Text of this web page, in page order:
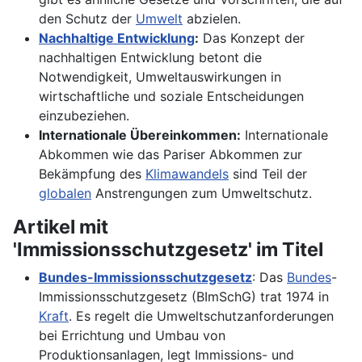
den Schutz der Umwelt abzielen.
Nachhaltige Entwicklung: Das Konzept der
nachhaltigen Entwicklung betont die
Notwendigkeit, Umweltauswirkungen in
wirtschaftliche und soziale Entscheidungen
einzubeziehen.
Internationale Übereinkommen: Internationale
Abkommen wie das Pariser Abkommen zur
Bekämpfung des Klimawandels sind Teil der
globalen Anstrengungen zum Umweltschutz.
Artikel mit
'Immissionsschutzgesetz' im Titel
Bundes-Immissionsschutzgesetz: Das Bundes-
Immissionsschutzgesetz (BImSchG) trat 1974 in
Kraft. Es regelt die Umweltschutzanforderungen
bei Errichtung und Umbau von
Produktionsanlagen, legt Immissions- und